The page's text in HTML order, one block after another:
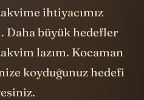
ihtiyacımız
Daha büyük hedefler
lazım. Kocaman
koyduğunuz hedefi